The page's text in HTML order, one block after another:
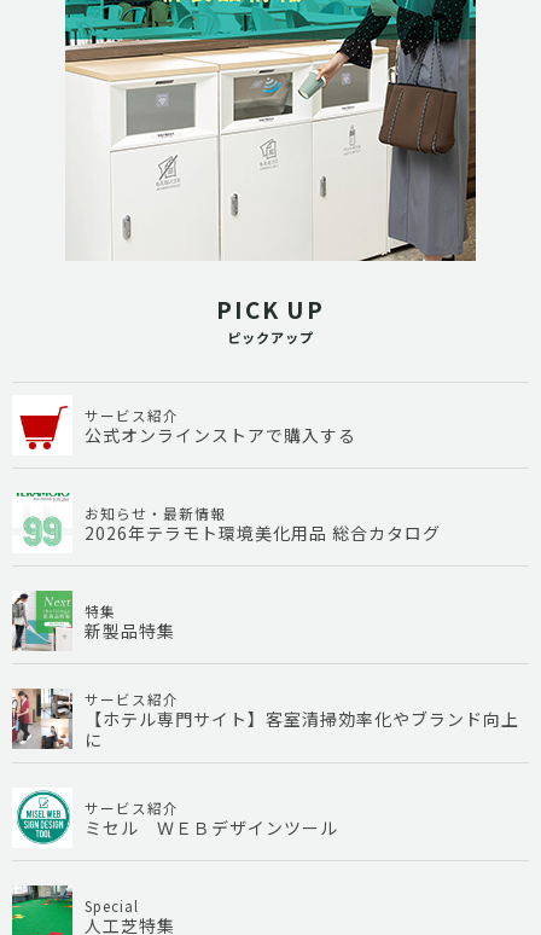
PICK UP
ピックアップ
サービス紹介
公式オンラインストアで購入する
お知らせ・最新情報
2026年テラモト環境美化用品 総合カタログ
特集
新製品特集
サービス紹介
【ホテル専門サイト】客室清掃効率化やブランド向上
に
サービス紹介
ミセル ＷＥＢデザインツール
Special
人工芝特集